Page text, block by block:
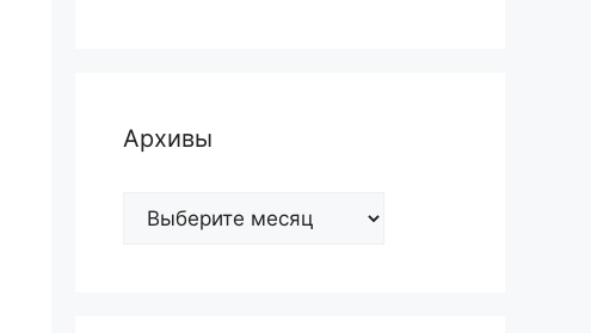
Архивы
Архивы